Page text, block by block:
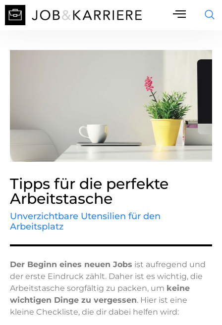
Tipps für die perfekte
Arbeitstasche
Unverzichtbare Utensilien für den
Arbeitsplatz
Der Beginn eines neuen Jobs ist aufregend und
der erste Eindruck zählt. Daher ist es wichtig, die
Arbeitstasche sorgfältig zu packen, um keine
wichtigen Dinge zu vergessen. Hier ist eine
kleine Checkliste, die dir dabei helfen wird: